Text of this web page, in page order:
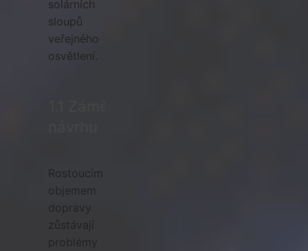
solárních
sloupů
veřejného
osvětlení.
Rostoucím
objemem
dopravy
zůstávají
problémy